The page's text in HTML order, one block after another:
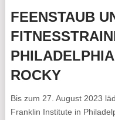
FEENSTAUB
ROCKY
Bis zum 27. August 2023
Franklin Institute in